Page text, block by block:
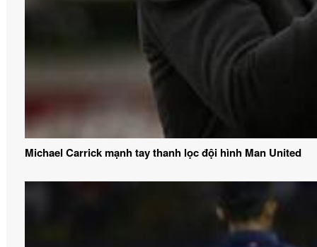
Michael Carrick mạnh tay thanh lọc đội hình Man United